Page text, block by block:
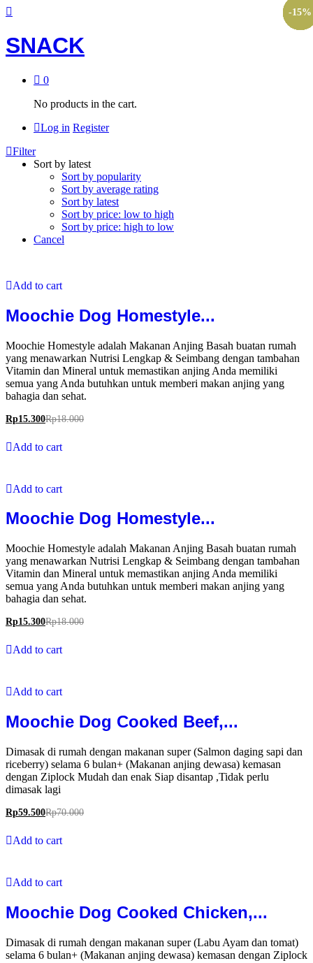
SNACK
0
No products in the cart.
Log in Register
Filter
Sort by latest
Sort by popularity
Sort by average rating
Sort by latest
Sort by price: low to high
Sort by price: high to low
Cancel
-15%
Add to cart
Moochie Dog Homestyle...
Moochie Homestyle adalah Makanan Anjing Basah buatan rumah
yang menawarkan Nutrisi Lengkap & Seimbang dengan tambahan
Vitamin dan Mineral untuk memastikan anjing Anda memiliki
semua yang Anda butuhkan untuk memberi makan anjing yang
bahagia dan sehat.
Rp15.300Rp18.000
Add to cart
-15%
Add to cart
Moochie Dog Homestyle...
Moochie Homestyle adalah Makanan Anjing Basah buatan rumah
yang menawarkan Nutrisi Lengkap & Seimbang dengan tambahan
Vitamin dan Mineral untuk memastikan anjing Anda memiliki
semua yang Anda butuhkan untuk memberi makan anjing yang
bahagia dan sehat.
Rp15.300Rp18.000
Add to cart
-15%
Add to cart
Moochie Dog Cooked Beef,...
Dimasak di rumah dengan makanan super (Salmon daging sapi dan
riceberry) selama 6 bulan+ (Makanan anjing dewasa) kemasan
dengan Ziplock Mudah dan enak Siap disantap ,Tidak perlu
dimasak lagi
Rp59.500Rp70.000
Add to cart
-15%
Add to cart
Moochie Dog Cooked Chicken,...
Dimasak di rumah dengan makanan super (Labu Ayam dan tomat)
selama 6 bulan+ (Makanan anjing dewasa) kemasan dengan Ziplock
-15%
-15%
-15%
-15%
-15%
-15%
-15%